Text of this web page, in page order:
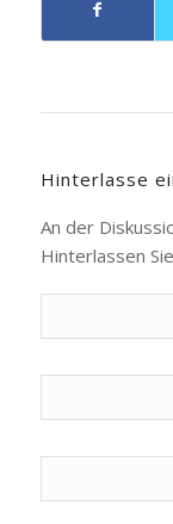
Hinterlasse
An der
Hinterlassen